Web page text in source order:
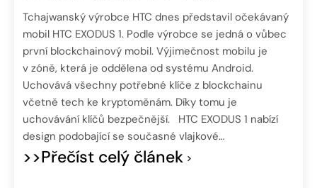
Tchajwanský výrobce HTC dnes představil očekávaný
mobil HTC EXODUS 1. Podle výrobce se jedná o vůbec
první blockchainový mobil. Výjimečnost mobilu je
v zóně, která je oddělena od systému Android.
Uchovává všechny potřebné klíče z blockchainu
včetně tech ke kryptoměnám. Díky tomu je
uchovávání klíčů bezpečnější. HTC EXODUS 1 nabízí
design podobající se současné vlajkové…
>>Přečíst celý článek